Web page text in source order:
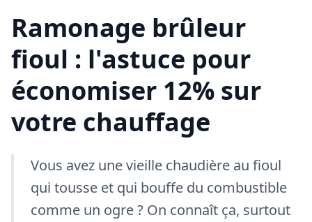
Ramonage brûleur
fioul : l'astuce pour
économiser 12% sur
votre chauffage
Vous avez une vieille chaudière au fioul
qui tousse et qui bouffe du combustible
comme un ogre ? On connaît ça, surtout